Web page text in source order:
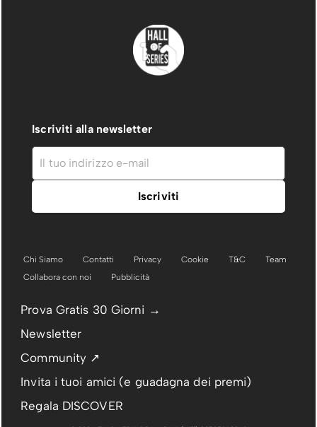
Iscriviti alla newsletter
Chi Siamo Contatti Privacy Cookie T&C
Team
Collabora con noi
Pubblicità
Prova Gratis 30 Giorni →
Newsletter
Community ↗
Invita i tuoi amici (e guadagna dei premi)
Regala DISCOVER